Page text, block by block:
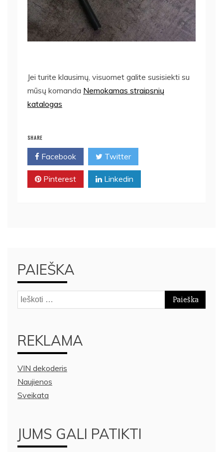
Jei turite klausimų, visuomet galite susisiekti su
mūsų komanda Nemokamas straipsnių
katalogas
SHARE
Facebook Twitter
Pinterest Linkedin
PAIEŠKA
Ieškoti:
REKLAMA
VIN dekoderis
Naujienos
Sveikata
JUMS GALI PATIKTI